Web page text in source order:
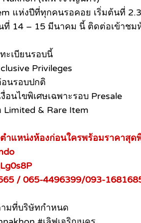
แห่งปีที่ทุกคนรอคอย เริ่มต้นที่
ที่ 14 – 15 มีนาคม นี้ ติดต่อเข้าชม
ะเบียนรอบนี้
Privileges
อนรอบปกติ
อนไขพิเศษเฉพาะรอบ Presale
Limited & Rare Item
ตำแหน่งห้องก่อนใครพร้อมราคาสุด
/ 065-4496399/093-
ามที่บริษัทกำหนด